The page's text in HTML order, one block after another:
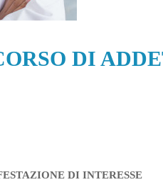
DI
DI INTERESSE